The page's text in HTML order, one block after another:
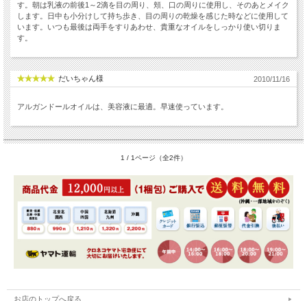
す。朝は乳液の前後1～2滴を目の周り、頬、口の周りに使用し、そのあとメイク
します。日中も小分けして持ち歩き、目の周りの乾燥を感じた時などに使用して
います。いつも最後は両手をすりあわせ、貴重なオイルをしっかり使い切りま
す。
だいちゃん様 2010/11/16
アルガンドールオイルは、美容液に最適。早速使っています。
1 / 1ページ（全2件）
お店のトップへ戻る